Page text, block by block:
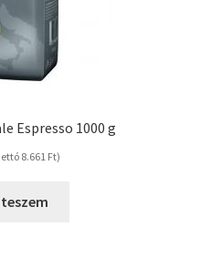
Espresso 1000 g
8.661 Ft)